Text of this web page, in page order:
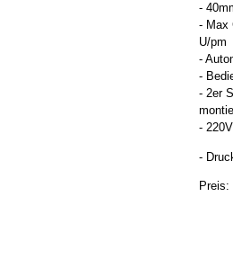
-
- Max
U/pm
-
-
- 2er
-
-
Preis: